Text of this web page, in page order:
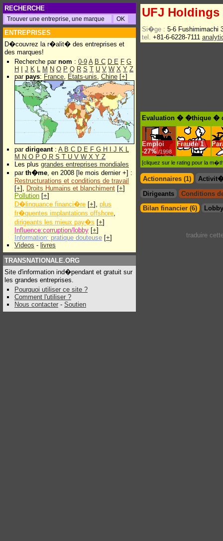
RECHERCHE
ENTREPRISES
D�couvrez la r�alit� des entreprises et
des marques!
Recherche par nom : 0-9 A B C D E F G
H
J K L M N O P Q R S T U V W X Y Z
par pays: France, Etats-unis, Chine [+]
par dirigeant: A B C D E F G H J K L
M N O P Q R S T U V W X Y Z
Les plus grandes entreprises mondiales
par th�me, en 2008 [le mois dernier +] :
Restructurations et conditions de travail
[+], Droits Humains et blanchiment [+]
Pollution [+]
D�linquance financi�re [+], plus
fr�quentes implantations offshore,
dirigeants les mieux pay�s [+]
Influence:corruption/lobby [+]
Information: pratique douteuse [+]
Videos - livres
TRANSNATIONALE.ORG
Site d'information ind�pendant et gratuit sur
les grandes entreprises.
Pourquoi utiliser ce site ?
Comment l'utiliser ?
Nous contacter - Soutien
UFJ Holdings
Si�ge : 5-6 Fushimimachi
tel. +81-6-6228-7111
Evaluation � �thique �
Emploi
-27% /1998
Fraude 1
[cliquez sur le rating pour la
Actionnaires (1)
Dirigeants
Conditions
Bilan financier (6)
traduire